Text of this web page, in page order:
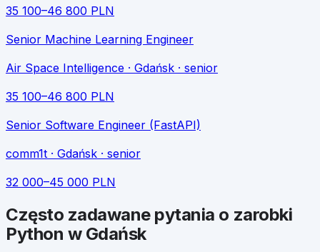
35 100–46 800 PLN
Senior Machine Learning Engineer
Air Space Intelligence · Gdańsk · senior
35 100–46 800 PLN
Senior Software Engineer (FastAPI)
comm1t · Gdańsk · senior
32 000–45 000 PLN
Często zadawane pytania o zarobki
Python w Gdańsk